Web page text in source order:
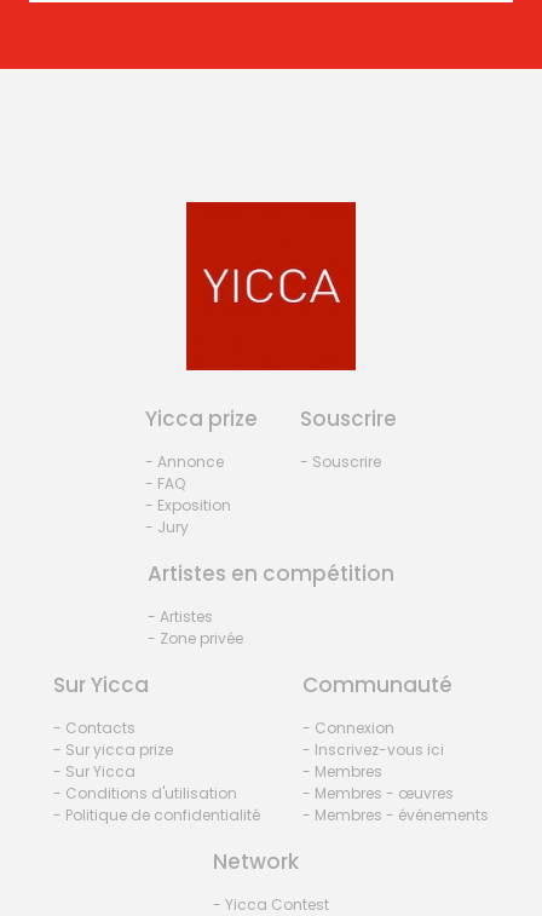
Yicca prize
- Annonce
- FAQ
- Exposition
- Jury
Souscrire
- Souscrire
Artistes en compétition
- Artistes
- Zone privée
Sur Yicca
- Contacts
- Sur yicca prize
- Sur Yicca
- Conditions d'utilisation
- Politique de confidentialité
Communauté
- Connexion
- Inscrivez-vous ici
- Membres
- Membres - œuvres
- Membres - événements
Network
- Yicca Contest